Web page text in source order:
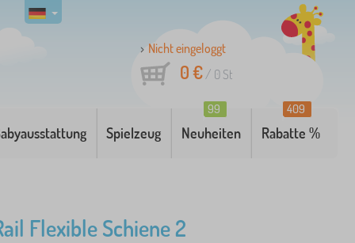
Nicht eingeloggt
0 €/ 0 St
Spielzeug Neuheiten
99
Rabatte %
409
Flexible Schiene 2